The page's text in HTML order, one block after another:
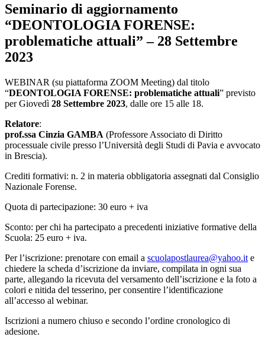
Seminario di aggiornamento
“DEONTOLOGIA FORENSE:
problematiche attuali” – 28 Settembre
2023
WEBINAR (su piattaforma ZOOM Meeting) dal titolo
“DEONTOLOGIA FORENSE: problematiche attuali” previsto
per Giovedì 28 Settembre 2023, dalle ore 15 alle 18.
Relatore:
prof.ssa Cinzia GAMBA (Professore Associato di Diritto
processuale civile presso l’Università degli Studi di Pavia e avvocato
in Brescia).
Crediti formativi: n. 2 in materia obbligatoria assegnati dal Consiglio
Nazionale Forense.
Quota di partecipazione: 30 euro + iva
Sconto: per chi ha partecipato a precedenti iniziative formative della
Scuola: 25 euro + iva.
Per l’iscrizione: prenotare con email a scuolapostlaurea@yahoo.it e
chiedere la scheda d’iscrizione da inviare, compilata in ogni sua
parte, allegando la ricevuta del versamento dell’iscrizione e la foto a
colori e nitida del tesserino, per consentire l’identificazione
all’accesso al webinar.
Iscrizioni a numero chiuso e secondo l’ordine cronologico di
adesione.